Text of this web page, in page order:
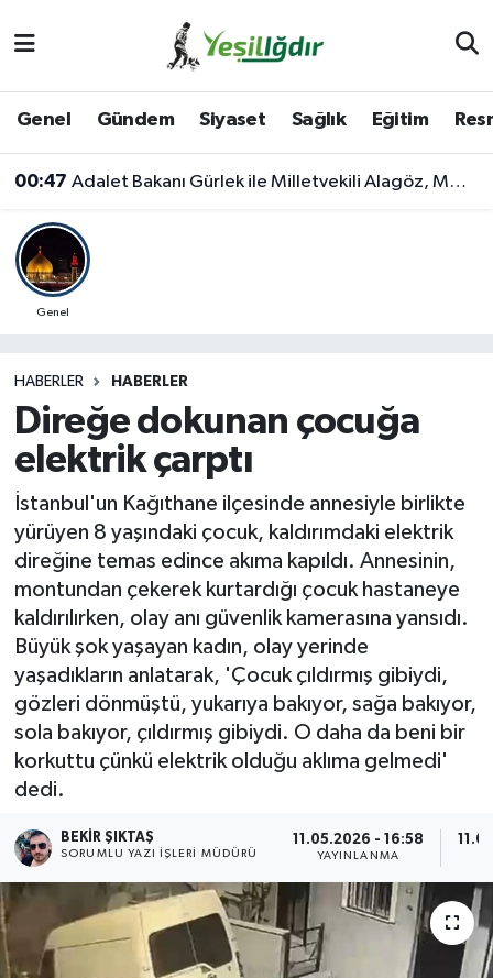
Genel Gündem Siyaset Sağlık Eğitim
00:47 Adalet Bakanı Gürlek ile Milletvekili Alagöz, MHP İl Başkanlığını Ziyaret Etti
Genel
HABERLER HABERLER
Direğe dokunan çocuğa
elektrik çarptı
İstanbul'un Kağıthane ilçesinde annesiyle birlikte
yürüyen 8 yaşındaki çocuk, kaldırımdaki elektrik
direğine temas edince akıma kapıldı. Annesinin,
montundan çekerek kurtardığı çocuk hastaneye
kaldırılırken, olay anı güvenlik kamerasına yansıdı.
Büyük şok yaşayan kadın, olay yerinde
yaşadıkların anlatarak, 'Çocuk çıldırmış gibiydi,
gözleri dönmüştü, yukarıya bakıyor, sağa bakıyor,
sola bakıyor, çıldırmış gibiydi. O daha da beni bir
korkuttu çünkü elektrik olduğu aklıma gelmedi'
dedi.
BEKIR ŞIKTAŞ
SORUMLU YAZI İŞLERI MÜDÜRÜ
11.05.2026 - 16:58
YAYINLANMA
Iğdır Trafik Yoğunluk Haritası
Süper Lig Puan Durumu ve Fikstür
Son Dakika Haberleri
Haber Arşivi